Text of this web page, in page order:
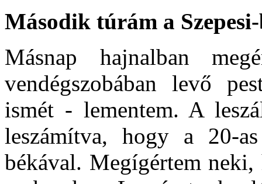
Második túrám a
Másnap hajnalban
vendégszobában levő
ismét - lementem. A
leszámítva, hogy a 20-
békával. Megígértem